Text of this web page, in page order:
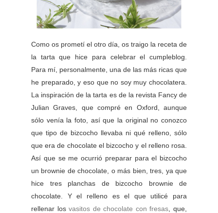
Como os prometí el otro día, os traigo la receta de
la tarta que hice para celebrar el cumpleblog.
Para mí, personalmente, una de las más ricas que
he preparado, y eso que no soy muy chocolatera.
La inspiración de la tarta es de la revista Fancy de
Julian Graves, que compré en Oxford, aunque
sólo venía la foto, así que la original no conozco
que tipo de bizcocho llevaba ni qué relleno, sólo
que era de chocolate el bizcocho y el relleno rosa.
Así que se me ocurrió preparar para el bizcocho
un brownie de chocolate, o más bien, tres, ya que
hice tres planchas de bizcocho brownie de
chocolate. Y el relleno es el que utilicé para
rellenar losvasitos de chocolate con fresas , que,